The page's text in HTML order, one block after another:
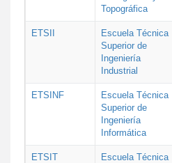
Topográfica
ETSII
Escuela Técnica
Superior de
Ingeniería
Industrial
ETSINF
Escuela Técnica
Superior de
Ingeniería
Informática
ETSIT
Escuela Técnica